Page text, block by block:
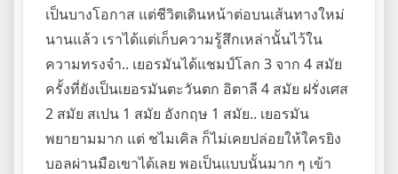
เป็นบางโอกาส แต่ชีวิตเดินหน้าต่อบนเส้นทางใหม่
นานแล้ว เราได้แต่เก็บความรู้สึกเหล่านั้นไว้ใน
ความทรงจำ.. เยอรมันได้แชมป์โลก 3 จาก 4 สมัย
ครั้งที่ยังเป็นเยอรมันตะวันตก อิตาลี 4 สมัย ฝรั่งเศส
2 สมัย สเปน 1 สมัย อังกฤษ 1 สมัย.. เยอรมัน
พยายามมาก แต่ ชไมเคิล ก็ไม่เคยปล่อยให้ใครยิง
บอลผ่านมือเขาได้เลย พอเป็นแบบนั้นมาก ๆ เข้า